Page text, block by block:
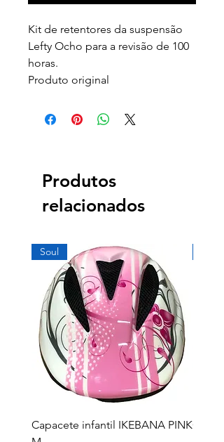
Kit de retentores da suspensão
Lefty Ocho para a revisão de 100
horas.
Produto original
Produtos
relacionados
Soul
Capacete infantil IKEBANA PINK